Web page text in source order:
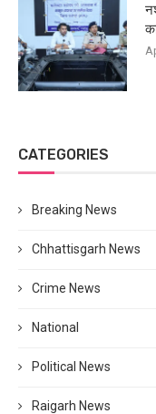
CATEGORIES
Breaking News
Chhattisgarh News
Crime News
National
Political News
Raigarh News